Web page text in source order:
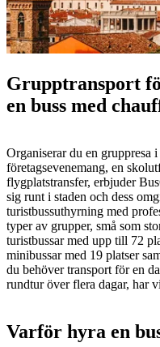
Grupptransport
en buss med
Organiserar du en gruppresa
företagsevenemang, en
flygplatstransfer, erbjuder
sig runt i staden och dess
turistbussuthyrning med
typer av grupper, små som
turistbussar med upp till 72
minibussar med 19 platser
du behöver transport för en
rundtur över flera dagar, har
Varför hyra en